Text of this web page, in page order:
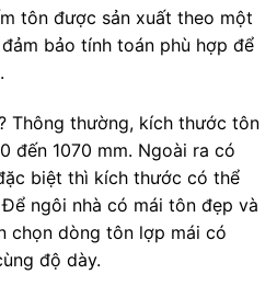
tôn được sản xuất theo một
bảo tính toán phù hợp để
Thông thường, kích thước tôn
đến 1070 mm. Ngoài ra có
biệt thì kích thước có thể
ngôi nhà có mái tôn đẹp và
chọn dòng tôn lợp mái có
độ dày.